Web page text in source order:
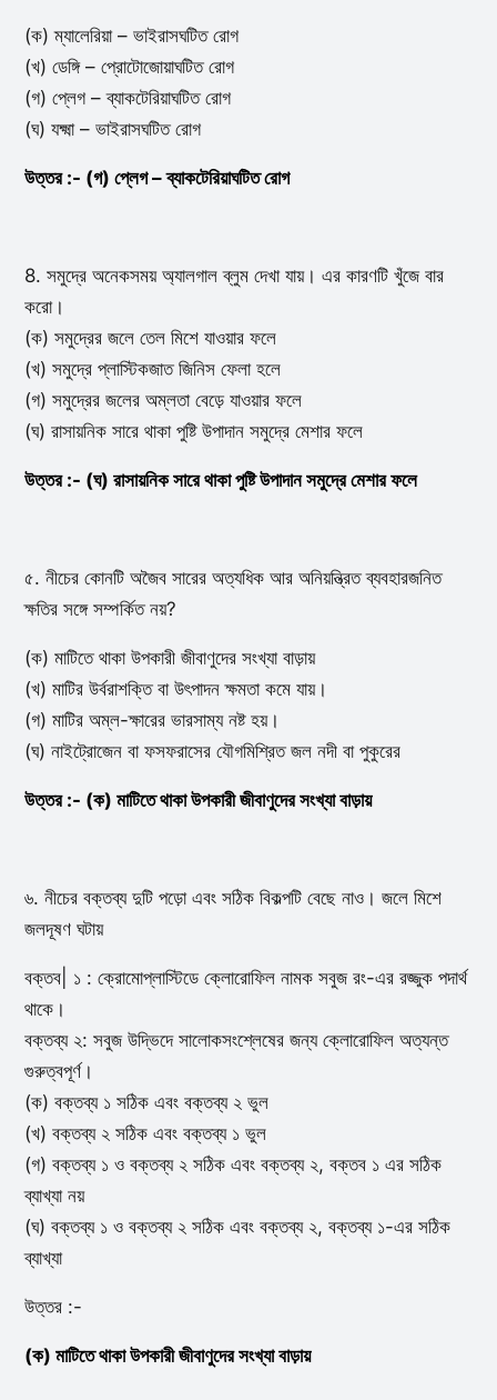
(ক) ম্যালেরিয়া – ভাইরাসঘটিত রোগ
(খ) ডেঙ্গি – প্রোটোজোয়াঘটিত রোগ
(গ) প্লেগ – ব্যাকটেরিয়াঘটিত রোগ
(ঘ) যক্ষ্মা – ভাইরাসঘটিত রোগ
উত্তর :- (গ) প্লেগ – ব্যাকটেরিয়াঘটিত রোগ
8. সমুদ্রে অনেকসময় অ্যালগাল ব্লুম দেখা যায়। এর কারণটি খুঁজে বার
করো।
(ক) সমুদ্রের জলে তেল মিশে যাওয়ার ফলে
(খ) সমুদ্রে প্লাস্টিকজাত জিনিস ফেলা হলে
(গ) সমুদ্রের জলের অম্লতা বেড়ে যাওয়ার ফলে
(ঘ) রাসায়নিক সারে থাকা পুষ্টি উপাদান সমুদ্রে মেশার ফলে
উত্তর :- (ঘ) রাসায়নিক সারে থাকা পুষ্টি উপাদান সমুদ্রে মেশার ফলে
৫. নীচের কোনটি অজৈব সারের অত্যধিক আর অনিয়ন্ত্রিত ব্যবহারজনিত
ক্ষতির সঙ্গে সম্পর্কিত নয়?
(ক) মাটিতে থাকা উপকারী জীবাণুদের সংখ্যা বাড়ায়
(খ) মাটির উর্বরাশক্তি বা উৎপাদন ক্ষমতা কমে যায়।
(গ) মাটির অম্ল-ক্ষারের ভারসাম্য নষ্ট হয়।
(ঘ) নাইট্রোজেন বা ফসফরাসের যৌগমিশ্রিত জল নদী বা পুকুরের
উত্তর :- (ক) মাটিতে থাকা উপকারী জীবাণুদের সংখ্যা বাড়ায়
৬. নীচের বক্তব্য দুটি পড়ো এবং সঠিক বিকল্পটি বেছে নাও। জলে মিশে
জলদূষণ ঘটায়
বক্তব| ১ : ক্রোমোপ্লাস্টিডে ক্লোরোফিল নামক সবুজ রং-এর রজ্জুক পদার্থ
থাকে।
বক্তব্য ২: সবুজ উদ্ভিদে সালোকসংশ্লেষের জন্য ক্লোরোফিল অত্যন্ত
গুরুত্বপূর্ণ।
(ক) বক্তব্য ১ সঠিক এবং বক্তব্য ২ ভুল
(খ) বক্তব্য ২ সঠিক এবং বক্তব্য ১ ভুল
(গ) বক্তব্য ১ ও বক্তব্য ২ সঠিক এবং বক্তব্য ২, বক্তব ১ এর সঠিক
ব্যাখ্যা নয়
(ঘ) বক্তব্য ১ ও বক্তব্য ২ সঠিক এবং বক্তব্য ২, বক্তব্য ১-এর সঠিক
ব্যাখ্যা
উত্তর :-
(ক) মাটিতে থাকা উপকারী জীবাণুদের সংখ্যা বাড়ায়